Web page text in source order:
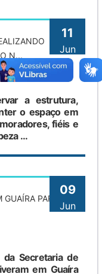
11
Jun
N...
a estrutura,
o espaço em
fiéis e
...
09
Jun
PARA
Secretaria de
em Guaíra